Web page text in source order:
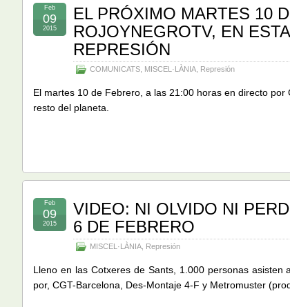
EL PRÓXIMO MARTES 10
ROJOYNEGROTV, EN
REPRESIÓN
COMUNICATS MISCEL·LÀNIA Represión
Feb
09
2015
El martes 10 de Febrero, a las 21:00 horas en directo
resto del planeta.
VIDEO: NI OLVIDO NI
6 DE FEBRERO
MISCEL·LÀNIA Represión
Feb
09
2015
Lleno en las Cotxeres de Sants, 1.000 personas
por, CGT-Barcelona, Des-Montaje 4-F y Metromuster